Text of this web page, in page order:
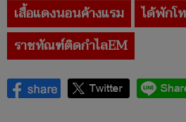
เสื้อแดงนอนค้างแรม
ได้พักโ
ราชทัณฑ์ติดกำไลEM